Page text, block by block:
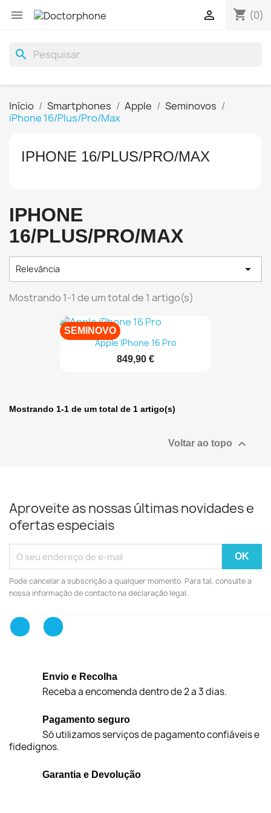
 shopping_cart (0)

search
Início Smartphones Apple
Seminovos
iPhone 16/Plus/Pro/Max
IPHONE 16/PLUS/PRO/MAX
IPHONE
16/PLUS/PRO/MAX
Relevância 
Mostrando 1-1 de um total de 1 artigo(s)
Apple IPhone 16 Pro
849,90 €
SEMINOVO
Mostrando 1-1 de um total de 1 artigo(s)
Voltar ao topo 
Aproveite as nossas últimas novidades e
ofertas especiais
Pode cancelar a subscrição a qualquer momento. Para tal, consulte a
nossa informação de contacto na declaração legal.
FacebookInstagram
Envio e Recolha
Receba a encomenda dentro de 2 a 3 dias.
Pagamento seguro
Só utilizamos serviços de pagamento confiáveis e
fidedignos.
Garantia e Devolução